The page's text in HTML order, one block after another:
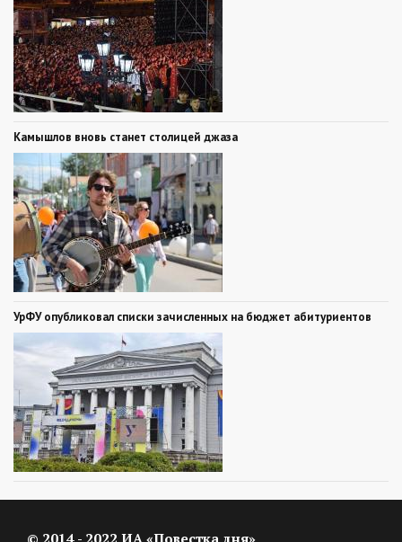
Камышлов вновь станет столицей джаза
УрФУ опубликовал списки зачисленных на бюджет абитуриентов
© 2014 - 2022 ИА «Повестка дня»